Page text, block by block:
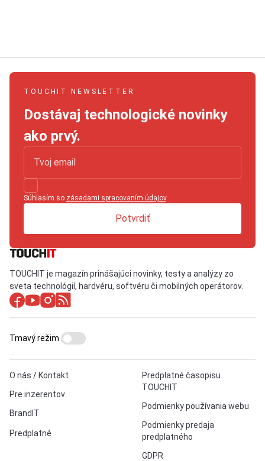
TOUCHIT NEWSLETTER
Dostávaj technologické novinky
ako prvý.
Súhlasím so zásadami spracovaním údajov.
Potvrdiť
TOUCHIT je magazín prinášajúci novinky, testy a analýzy zo
sveta technológií, hardvéru, softvéru či mobilných operátorov.
O nás / Kontakt
Pre inzerentov
BrandIT
Predplatné
Predplatné časopisu
TOUCHIT
Podmienky používania webu
Podmienky predaja
predplatného
GDPR
Tmavý režim